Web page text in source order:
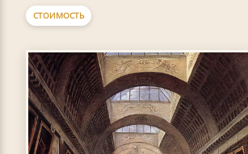
СТОИМОСТЬ